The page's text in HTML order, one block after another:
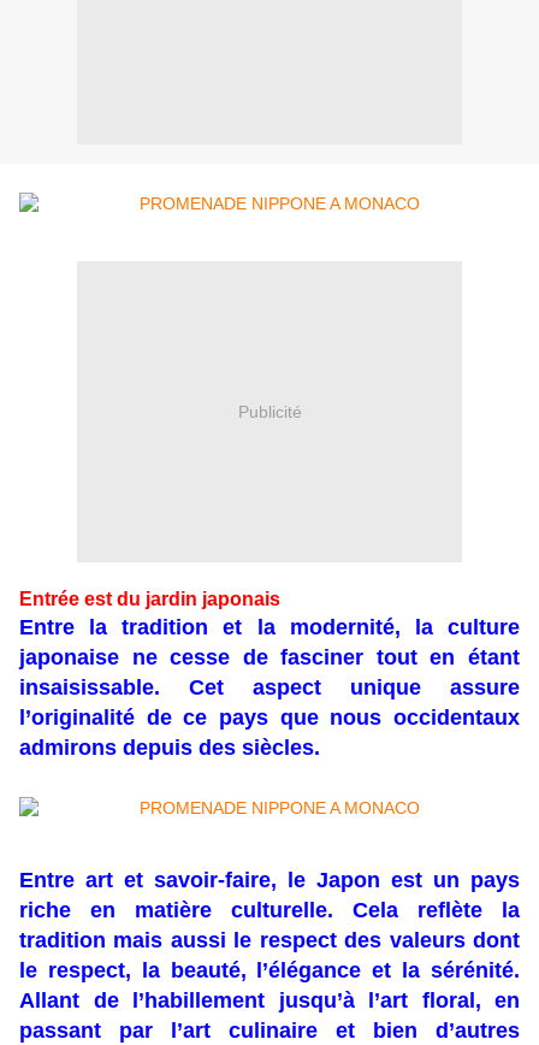
Publicité
Entrée est du jardin japonais
Entre la tradition et la modernité, la culture
japonaise ne cesse de fasciner tout en étant
insaisissable. Cet aspect unique assure
l’originalité de ce pays que nous occidentaux
admirons depuis des siècles.
Entre art et savoir-faire, le Japon est un pays
riche en matière culturelle. Cela reflète la
tradition mais aussi le respect des valeurs dont
le respect, la beauté, l’élégance et la sérénité.
Allant de l’habillement jusqu’à l’art floral, en
passant par l’art culinaire et bien d’autres